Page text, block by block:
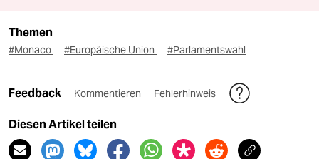
Themen
#Monaco #Europäische Union #Parlamentswahl
Feedback Kommentieren Fehlerhinweis
Diesen Artikel teilen